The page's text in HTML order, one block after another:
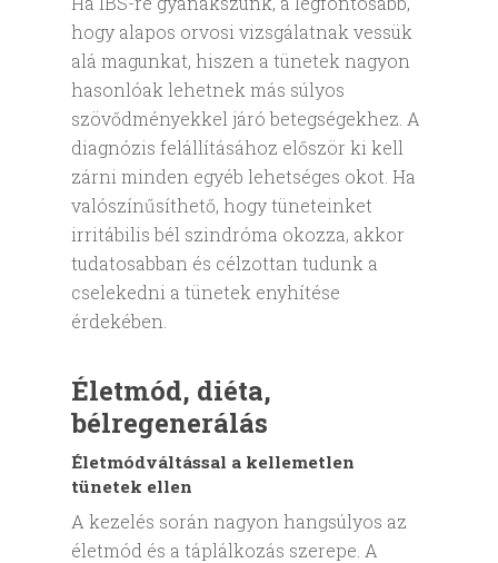
hogy alapos orvosi vizsgálatnak vessük
alá magunkat, hiszen a tünetek nagyon
hasonlóak lehetnek más súlyos
szövődményekkel járó betegségekhez. A
diagnózis felállításához először ki kell
zárni minden egyéb lehetséges okot. Ha
valószínűsíthető, hogy tüneteinket
irritábilis bél szindróma okozza, akkor
tudatosabban és célzottan tudunk a
cselekedni a tünetek enyhítése
érdekében.
Életmód, diéta,
bélregenerálás
Életmódváltással a kellemetlen
tünetek ellen
A kezelés során nagyon hangsúlyos az
életmód és a táplálkozás szerepe. A